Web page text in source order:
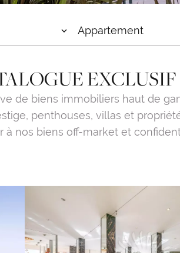
Appartement
de biens immobiliers haut de
penthouses, villas et
à nos biens off-market et